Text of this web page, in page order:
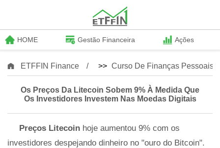
HOME Gestão Financeira Ações
ETFFIN Finance >> Curso De Finanças Pessoais
Os Preços Da Litecoin Sobem 9% À Medida Que
Os Investidores Investem Nas Moedas Digitais
Preços Litecoin hoje aumentou 9% com os
investidores despejando dinheiro no "ouro do Bitcoin".